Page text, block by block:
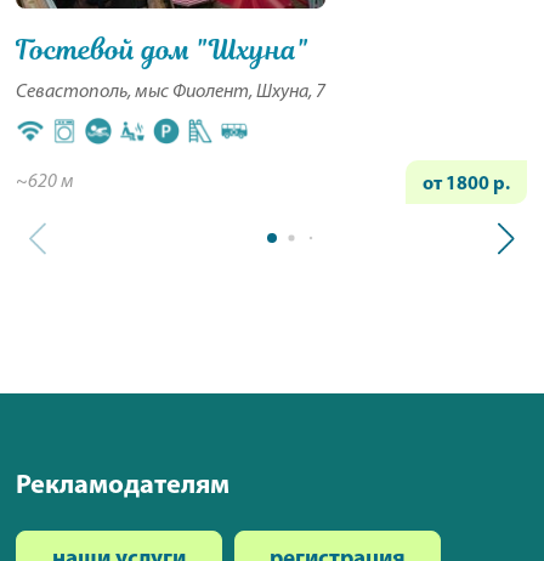
Гостевой дом "Шхуна"
Севастополь, мыс Фиолент, Шхуна, 7
~620 м от 1800 р.
Рекламодателям